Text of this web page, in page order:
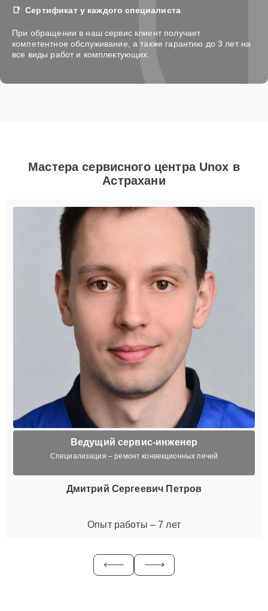
Сертификат у каждого специалиста
При обращении в наш сервис клиент получает
компетентное обслуживание, а также гарантию до 3 лет на
все виды работ и комплектующих.
Мастера сервисного центра Unox в
Астрахани
Ведущий сервис-инженер
Специализация – ремонт конвекционных печей
Дмитрий Сергеевич Петров
Опыт работы – 7 лет